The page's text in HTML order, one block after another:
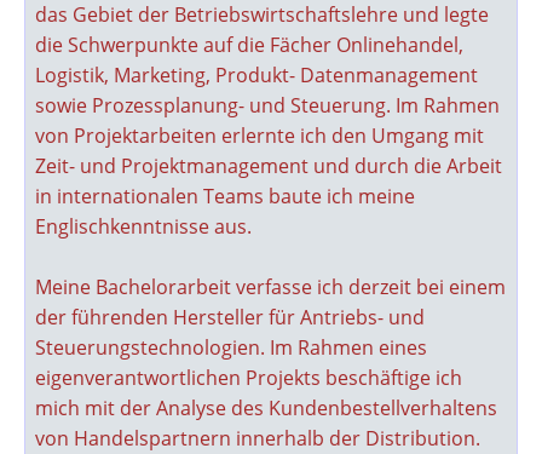
das Gebiet der Betriebswirtschaftslehre und legte
die Schwerpunkte auf die Fächer Onlinehandel,
Logistik, Marketing, Produkt- Datenmanagement
sowie Prozessplanung- und Steuerung. Im Rahmen
von Projektarbeiten erlernte ich den Umgang mit
Zeit- und Projektmanagement und durch die Arbeit
in internationalen Teams baute ich meine
Englischkenntnisse aus.
Meine Bachelorarbeit verfasse ich derzeit bei einem
der führenden Hersteller für Antriebs- und
Steuerungstechnologien. Im Rahmen eines
eigenverantwortlichen Projekts beschäftige ich
mich mit der Analyse des Kundenbestellverhaltens
von Handelspartnern innerhalb der Distribution.